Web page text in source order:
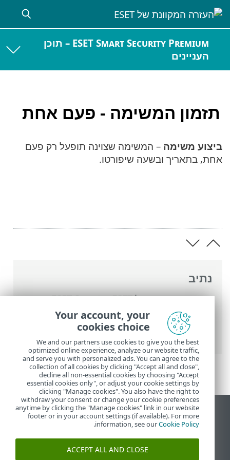
ESET Smart Security Premium – תוכן
העניינים
תזמון המשימה - פעם אחת
נתיב
העזרה המקוונת של ESET >
ESET Smart
Security Premium
>
עבודה עם ESET Smart
Security Premium
>כלים>מתזמן
דו-שיח - מתזמן > תזמון המשימה - פעם אחת
ביצוע משימה – המשימה שצוינה תופעל רק פעם
אחת, בתאריך ובשעה שיפורטו.
הצג את האתר למחשב
End of Life
מאגר הידע של ESET
Your account, your
cookies choice
We and our partners use cookies to give you the best
optimized online experience, analyze our website traffic,
and serve you with personalized ads. You can agree to the
collection of all cookies by clicking "Accept all and close",
decline all non-essential cookies by choosing "Accept
essential cookies only", or adjust your cookie settings by
clicking "Manage cookies". You also have the right to
withdraw your consent or change your cookie preferences
anytime by clicking the "Manage cookies" link in our website
footer or in your account settings (if available). For more
information, see ourCookie Policy
.
ACCEPT ALL AND CLOSE